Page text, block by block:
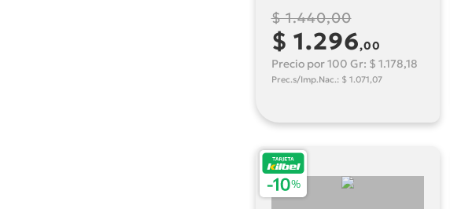
$ 1.440,00
$ 1.296,00
Precio por 100 Gr: $ 1.178,18
Prec.s/Imp.Nac.: $ 1.071,07